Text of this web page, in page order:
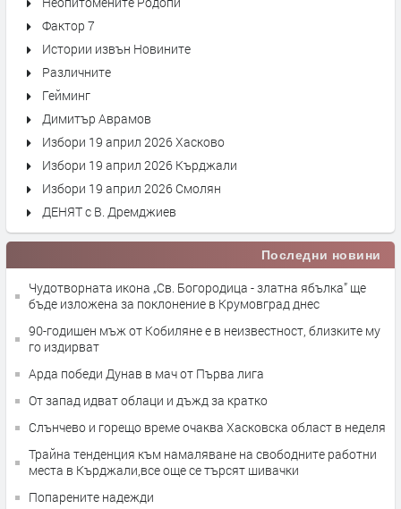
Фактор 7
Истории извън Новините
Различните
Гейминг
Димитър Аврамов
Избори 19 април 2026 Хасково
Избори 19 април 2026 Кърджали
Избори 19 април 2026 Смолян
ДЕНЯТ с В. Дремджиев
Последни новини
Чудотворната икона „Св. Богородица - златна ябълка” ще
бъде изложена за поклонение в Крумовград днес
90-годишен мъж от Кобиляне е в неизвестност, близките му
го издирват
Арда победи Дунав в мач от Първа лига
От запад идват облаци и дъжд за кратко
Слънчево и горещо време очаква Хасковска област в неделя
Трайна тенденция към намаляване на свободните работни
места в Кърджали,все още се търсят шивачки
Попарените надежди